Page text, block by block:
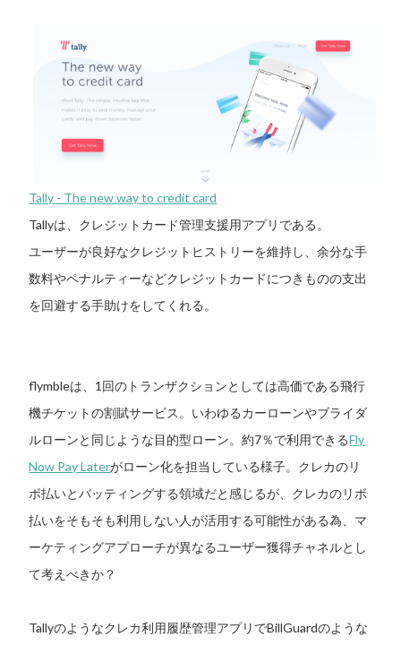
Tally - The new way to credit card
Tallyは、クレジットカード管理支援用アプリである。
ユーザーが良好なクレジットヒストリーを維持し、余分な手
数料やペナルティーなどクレジットカードにつきものの支出
を回避する手助けをしてくれる。
flymbleは、1回のトランザクションとしては高価である飛行
機チケットの割賦サービス。いわゆるカーローンやブライダ
ルローンと同じような目的型ローン。約7％で利用できるFly
Now Pay Laterがローン化を担当している様子。クレカのリ
ボ払いとバッティングする領域だと感じるが、クレカのリボ
払いをそもそも利用しない人が活用する可能性がある為、マ
ーケティングアプローチが異なるユーザー獲得チャネルとし
て考えべきか？
Tallyのようなクレカ利用履歴管理アプリでBillGuardのような